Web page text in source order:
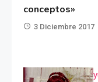
conceptos»
3 Diciembre 2017